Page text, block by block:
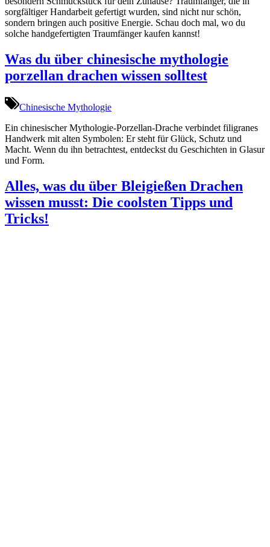
sorgfältiger Handarbeit gefertigt wurden, sind nicht nur schön,
sondern bringen auch positive Energie. Schau doch mal, wo du
solche handgefertigten Traumfänger kaufen kannst!
Was du über chinesische mythologie
porzellan drachen wissen solltest
Chinesische Mythologie
Ein chinesischer Mythologie-Porzellan-Drache verbindet filigranes
Handwerk mit alten Symbolen: Er steht für Glück, Schutz und
Macht. Wenn du ihn betrachtest, entdeckst du Geschichten in Glasur
und Form.
Alles, was du über Bleigießen Drachen
wissen musst: Die coolsten Tipps und
Tricks!